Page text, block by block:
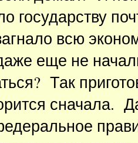
государству
всю
еще не
Так
сначала.